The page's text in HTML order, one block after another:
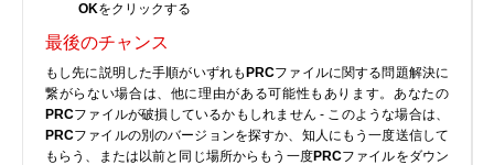
サウンドカード
タブレット
テレビ、HDTV、プロジェクター
OKをクリックする
最後のチャンス
もし先に説明した手順がいずれも PRCファイルに関する問題解決に
繋がらない場合は、他に理由がある可能性もあります。あなたの
PRCファイルが破損しているかもしれません - このような場合は、
PRCファイルの別のバージョンを探すか、知人にもう一度送信して
もらう、または以前と同じ場所からもう一度PRCファイルをダウン